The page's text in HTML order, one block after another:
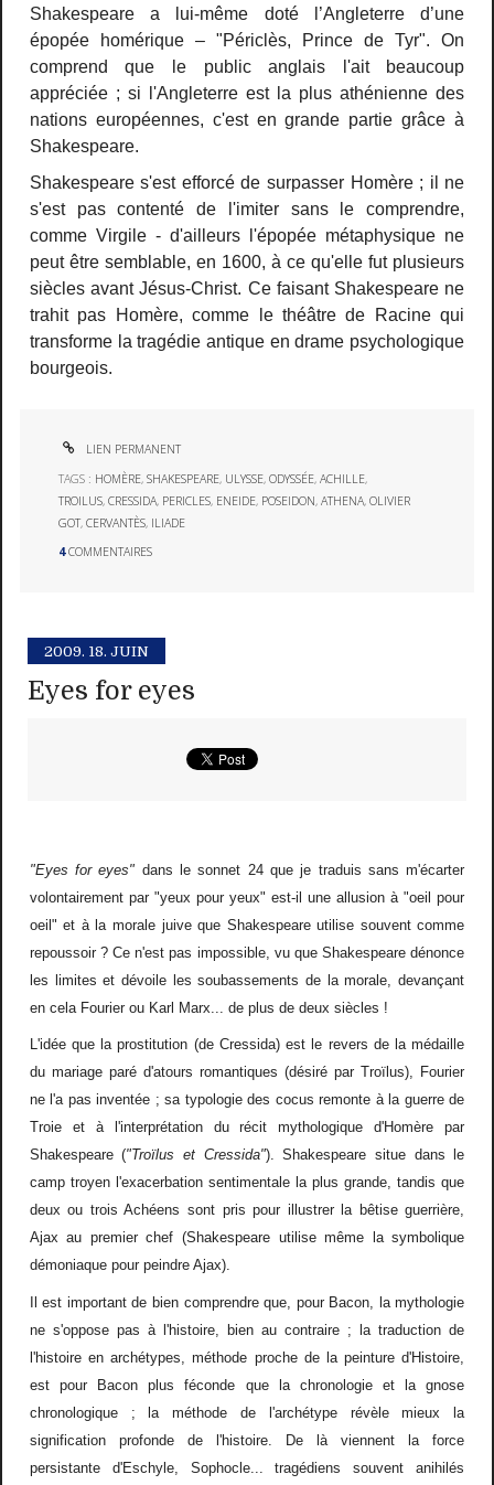
Shakespeare a lui-même doté l’Angleterre d’une
épopée homérique – "Périclès, Prince de Tyr". On
comprend que le public anglais l'ait beaucoup
appréciée ; si l'Angleterre est la plus athénienne des
nations européennes, c'est en grande partie grâce à
Shakespeare.
Shakespeare s'est efforcé de surpasser Homère ; il ne
s'est pas contenté de l'imiter sans le comprendre,
comme Virgile - d'ailleurs l'épopée métaphysique ne
peut être semblable, en 1600, à ce qu'elle fut plusieurs
siècles avant Jésus-Christ. Ce faisant Shakespeare ne
trahit pas Homère, comme le théâtre de Racine qui
transforme la tragédie antique en drame psychologique
bourgeois.
LIEN PERMANENT
TAGS : HOMÈRE,SHAKESPEARE, ULYSSE,ODYSSÉE,ACHILLE,
TROILUS,CRESSIDA, PERICLES, ENEIDE, POSEIDON,ATHENA,OLIVIER
GOT,CERVANTÈS, ILIADE
4 COMMENTAIRES
2009. 18. JUIN
Eyes for eyes
"Eyes for eyes" dans le sonnet 24 que je traduis sans m'écarter
volontairement par "yeux pour yeux" est-il une allusion à "oeil pour
oeil" et à la morale juive que Shakespeare utilise souvent comme
repoussoir ? Ce n'est pas impossible, vu que Shakespeare dénonce
les limites et dévoile les soubassements de la morale, devançant
en cela Fourier ou Karl Marx... de plus de deux siècles !
L'idée que la prostitution (de Cressida) est le revers de la médaille
du mariage paré d'atours romantiques (désiré par Troïlus), Fourier
ne l'a pas inventée ; sa typologie des cocus remonte à la guerre de
Troie et à l'interprétation du récit mythologique d'Homère par
Shakespeare ("Troïlus et Cressida"). Shakespeare situe dans le
camp troyen l'exacerbation sentimentale la plus grande, tandis que
deux ou trois Achéens sont pris pour illustrer la bêtise guerrière,
Ajax au premier chef (Shakespeare utilise même la symbolique
démoniaque pour peindre Ajax).
Il est important de bien comprendre que, pour Bacon, la mythologie
ne s'oppose pas à l'histoire, bien au contraire ; la traduction de
l'histoire en archétypes, méthode proche de la peinture d'Histoire,
est pour Bacon plus féconde que la chronologie et la gnose
chronologique ; la méthode de l'archétype révèle mieux la
signification profonde de l'histoire. De là viennent la force
persistante d'Eschyle, Sophocle... tragédiens souvent anihilés